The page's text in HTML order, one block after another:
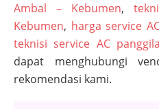
Ambal – Kebumen,
Kebumen, harga service
teknisi service AC
dapat menghubungi
rekomendasi kami.